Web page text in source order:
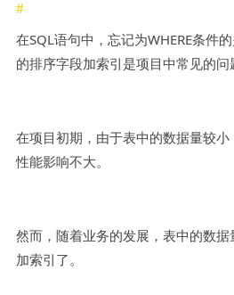
在SQL语句中，忘记为WHERE条件
的排序字段加索引是项目中常见的问
在项目初期，由于表中的数据量较
性能影响不大。
然而，随着业务的发展，表中的数
加索引了。